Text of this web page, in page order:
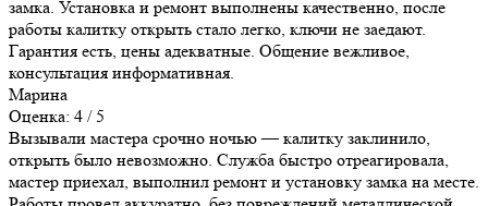
замка. Установка и ремонт выполнены качественно, после
работы калитку открыть стало легко, ключи не заедают.
Гарантия есть, цены адекватные. Общение вежливое,
консультация информативная.
Марина
Оценка: 4 / 5
Вызывали мастера срочно ночью — калитку заклинило,
открыть было невозможно. Служба быстро отреагировала,
мастер приехал, выполнил ремонт и установку замка на месте.